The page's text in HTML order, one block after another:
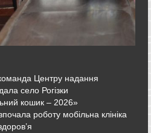
Центру надання
село Рогізки
кошик – 2026»
роботу мобільна клініка